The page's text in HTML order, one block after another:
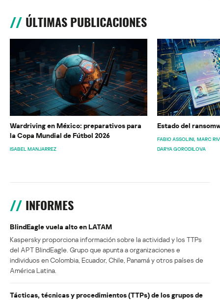
ÚLTIMAS PUBLICACIONES
Wardriving en México: preparativos para
la Copa Mundial de Fútbol 2026
ISABEL MANJARREZ
Estado del
FABIO ASSOLINI MARC
DARYA GORODILOVA
INFORMES
BlindEagle vuela alto en LATAM
Kaspersky proporciona información sobre la actividad y los TTPs
del APT BlindEagle. Grupo que apunta a organizaciones e
individuos en Colombia, Ecuador, Chile, Panamá y otros países de
América Latina.
Tácticas, técnicas y procedimientos (TTPs) de los grupos de